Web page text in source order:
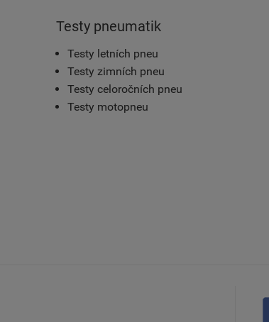
Testy pneumatik
Testy letních pneu
Testy zimních pneu
Testy celoročních pneu
Testy motopneu